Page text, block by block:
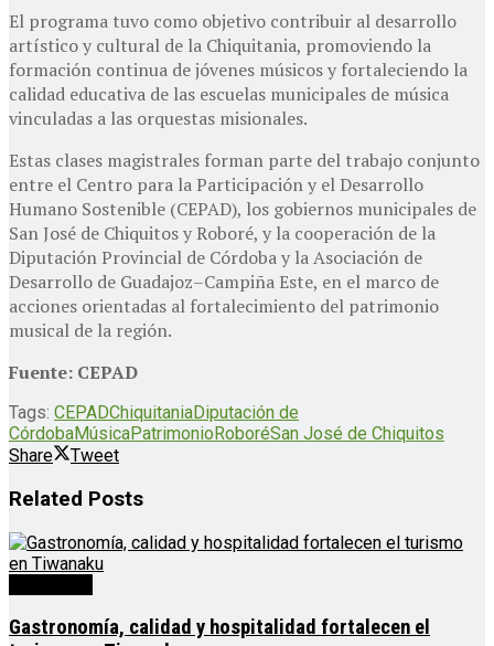
El programa tuvo como objetivo contribuir al desarrollo
artístico y cultural de la Chiquitania, promoviendo la
formación continua de jóvenes músicos y fortaleciendo la
calidad educativa de las escuelas municipales de música
vinculadas a las orquestas misionales.
Estas clases magistrales forman parte del trabajo conjunto
entre el Centro para la Participación y el Desarrollo
Humano Sostenible (CEPAD), los gobiernos municipales de
San José de Chiquitos y Roboré, y la cooperación de la
Diputación Provincial de Córdoba y la Asociación de
Desarrollo de Guadajoz–Campiña Este, en el marco de
acciones orientadas al fortalecimiento del patrimonio
musical de la región.
Fuente: CEPAD
Tags: CEPADChiquitaniaDiputación de
CórdobaMúsicaPatrimonio RoboréSan José de Chiquitos
Share
Tweet
Related Posts
Gastronomía, calidad y hospitalidad fortalecen el